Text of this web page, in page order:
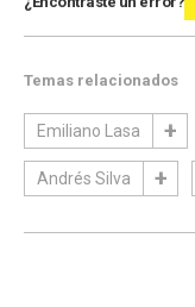
Temas relacionados
Emiliano Lasa
Andrés Silva